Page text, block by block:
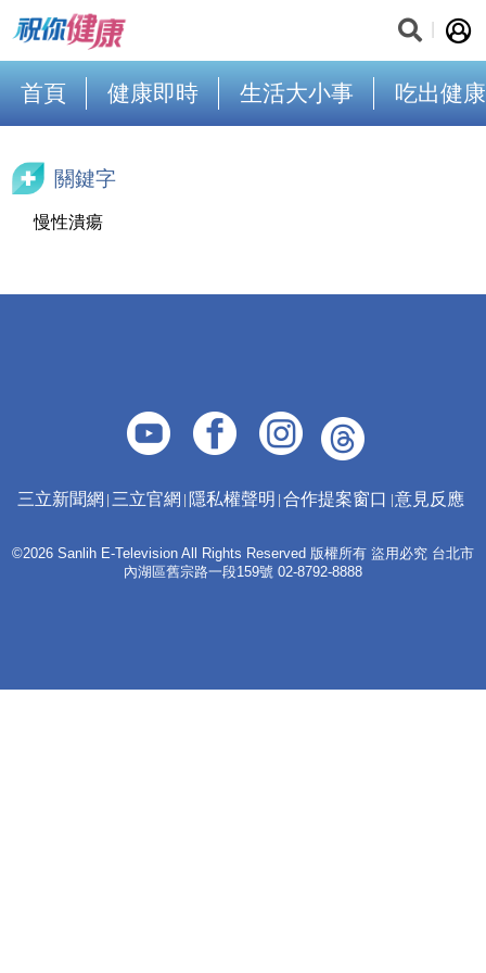
首頁 健康即時 生活大小事 吃出健康
關鍵字
慢性潰瘍
三立新聞網 三立官網 隱私權聲明 合作提案窗口 意見反應
©2026 Sanlih E-Television All Rights Reserved 版權所有 盜用必究 台北市
內湖區舊宗路一段159號 02-8792-8888